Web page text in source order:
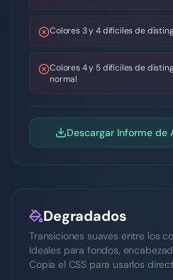
Colores 3 y 4 difíciles de
Colores 4 y 5 difíciles de
normal
Descargar Informe de
Degradados
Transiciones suaves entre los
Ideales para fondos,
Copia el CSS para usarlos